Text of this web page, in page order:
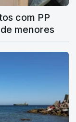
com PP
menores